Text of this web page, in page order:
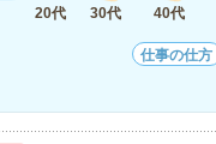
20代
30代 40代
仕事の仕方